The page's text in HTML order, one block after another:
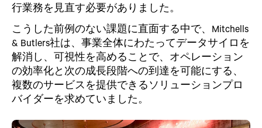
行業務を見直す必要がありました。
こうした前例のない課題に直面する中で、Mitchells
& Butlers社は、事業全体にわたってデータサイロを
解消し、可視性を高めることで、オペレーション
の効率化と次の成長段階への到達を可能にする、
複数のサービスを提供できるソリューションプロ
バイダーを求めていました。